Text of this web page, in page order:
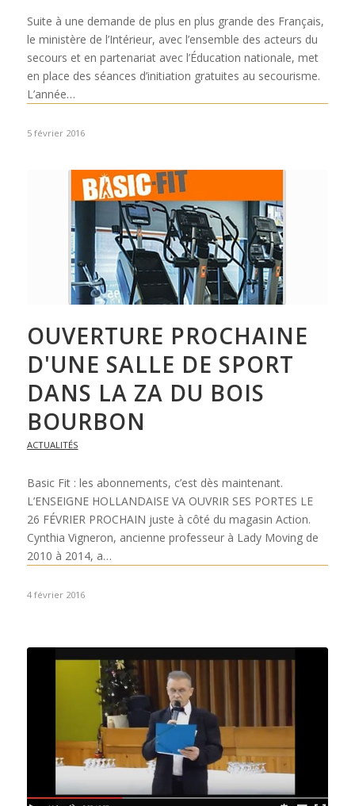
Suite à une demande de plus en plus grande des Français,
le ministère de l’Intérieur, avec l’ensemble des acteurs du
secours et en partenariat avec l’Éducation nationale, met
en place des séances d’initiation gratuites au secourisme.
L’année…
5 février 2016
OUVERTURE PROCHAINE
D'UNE SALLE DE SPORT
DANS LA ZA DU BOIS
BOURBON
ACTUALITÉS
Basic Fit : les abonnements, c’est dès maintenant.
L’ENSEIGNE HOLLANDAISE VA OUVRIR SES PORTES LE
26 FÉVRIER PROCHAIN juste à côté du magasin Action.
Cynthia Vigneron, ancienne professeur à Lady Moving de
2010 à 2014, a…
4 février 2016